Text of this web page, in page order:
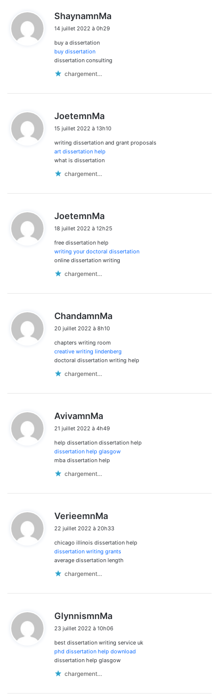
ShaynamnMa
14 juillet 2022 à 0h29
buy a dissertation
buy dissertation
dissertation consulting
chargement…
JoetemnMa
t
:
15 juillet 2022 à 13h10
writing dissertation and grant proposals
art dissertation help
what is dissertation
chargement…
JoetemnMa
t
:
18 juillet 2022 à 12h25
free dissertation help
writing your doctoral dissertation
online dissertation writing
chargement…
ChandamnMa
:
20 juillet 2022 à 8h10
chapters writing room
creative writing lindenberg
doctoral dissertation writing help
chargement…
AvivamnMa
t
:
21 juillet 2022 à 4h49
help dissertation dissertation help
dissertation help glasgow
mba dissertation help
chargement…
VerieemnMa
t
:
22 juillet 2022 à 20h33
chicago illinois dissertation help
dissertation writing grants
average dissertation length
chargement…
GlynnismnMa
t
:
23 juillet 2022 à 10h06
best dissertation writing service uk
phd dissertation help download
dissertation help glasgow
chargement…